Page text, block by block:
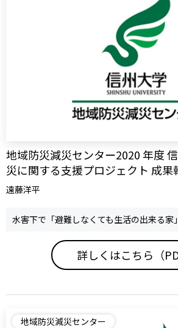
地域防災減災センター2020 年度
災に関する支援プロジェクト 成果
遠藤洋平
水害下で「避難しなくても生活の出来る家
詳しくはこちら（
地域防災減災センター